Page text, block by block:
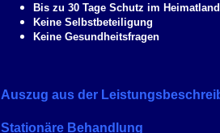
Bis zu 30 Tage Schutz im Heimatland
Keine Selbstbeteiligung
Keine Gesundheitsfragen
Auszug aus der
Stationäre Behandlung